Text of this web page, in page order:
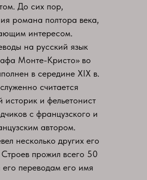
До сих пор,
романа полтора века,
интересом.
на русский язык
Монте-Кристо» во
в середине XIX в.
считается
историк и фельетонист
с французского и
автором.
несколько других его
прожил всего 50
переводам его имя